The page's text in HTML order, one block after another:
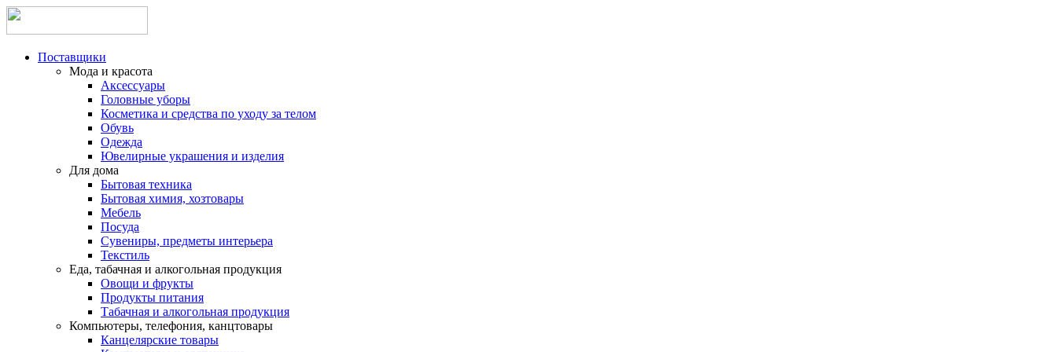
Поставщики
Мода и красота
Аксессуары
Головные уборы
Косметика и средства по уходу за телом
Обувь
Одежда
Ювелирные украшения и изделия
Для дома
Бытовая техника
Бытовая химия, хозтовары
Мебель
Посуда
Сувениры, предметы интерьера
Текстиль
Еда, табачная и алкогольная продукция
Овощи и фрукты
Продукты питания
Табачная и алкогольная продукция
Компьютеры, телефония, канцтовары
Канцелярские товары